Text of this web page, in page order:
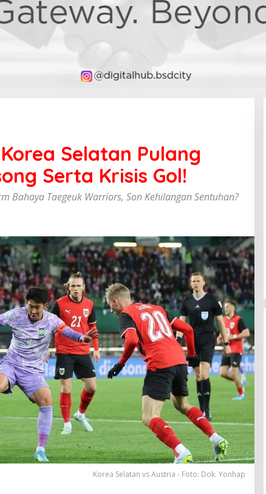
Selatan Pulang
Serta Krisis Gol!
Bahaya Taegeuk Warriors, Son Kehilangan Sentuhan?
Korea Selatan vs Austria - Foto: Dok. Yonhap